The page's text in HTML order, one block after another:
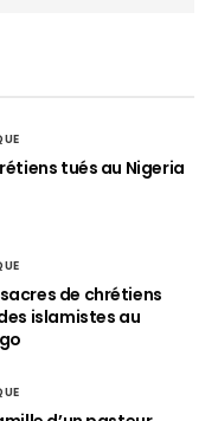
tués au Nigeria
de chrétiens
islamistes au